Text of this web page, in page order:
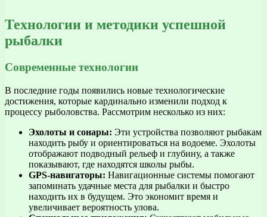
Технологии и методики успешной
рыбалки
Современные технологии
В последние годы появились новые технологические
достижения, которые кардинально изменили подход к
процессу рыболовства. Рассмотрим несколько из них:
Эхолоты и сонары: Эти устройства позволяют рыбакам
находить рыбу и ориентироваться на водоеме. Эхолоты
отображают подводный рельеф и глубину, а также
показывают, где находятся школы рыбы.
GPS-навигаторы: Навигационные системы помогают
запоминать удачные места для рыбалки и быстро
находить их в будущем. Это экономит время и
увеличивает вероятность улова.